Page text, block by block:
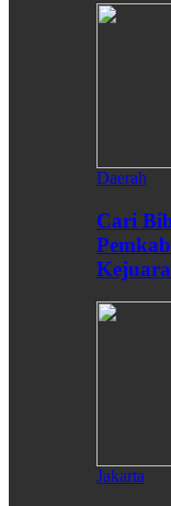
Daerah
Cari
Jakarta